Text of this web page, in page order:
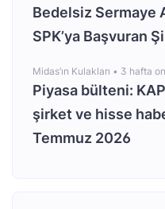
Bedelsiz Sermaye
SPK’ya Başvuran
Midas’ın Kulakları • 3 hafta
Piyasa bülteni:
şirket ve hisse
Temmuz 2026